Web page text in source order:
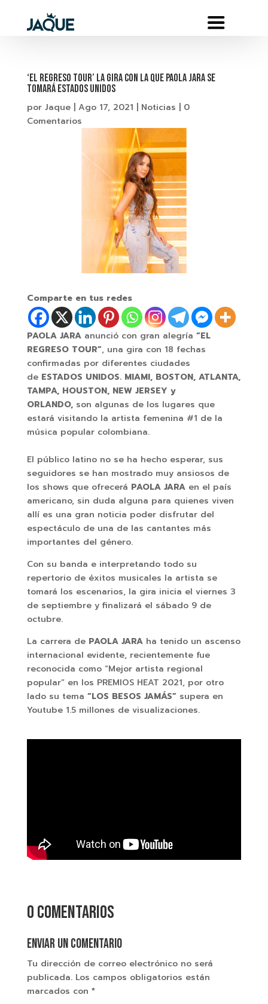
‘EL REGRESO TOUR’ LA GIRA CON LA QUE PAOLA JARA SE
TOMARÁ ESTADOS UNIDOS
por Jaque| Ago 17, 2021 Noticias
0
Comentarios
Comparte en tus redes
PAOLA JARA anunció con gran alegría “EL
REGRESO TOUR”, una gira con 18 fechas
confirmadas por diferentes ciudades
de ESTADOS UNIDOS. MIAMI, BOSTON, ATLANTA,
TAMPA, HOUSTON, NEW JERSEY y
ORLANDO,son algunas de los lugares que
estará visitando la artista femenina #1 de la
música popular colombiana.
El público latino no se ha hecho esperar, sus
seguidores se han mostrado muy ansiosos de
los shows que ofrecerá PAOLA JARAen el país
americano, sin duda alguna para quienes viven
allí es una gran noticia poder disfrutar del
espectáculo de una de las cantantes más
importantes del género.
Con su banda e interpretando todo su
repertorio de éxitos musicales la artista se
tomará los escenarios, la gira inicia el viernes 3
de septiembre y finalizará el sábado 9 de
octubre.
La carrera de PAOLA JARAha tenido un ascenso
internacional evidente, recientemente fue
reconocida como “Mejor artista regional
popular” en los PREMIOS HEAT 2021, por otro
lado su tema “LOS BESOS JAMÁS”supera en
Youtube 1.5 millones de visualizaciones.
0 comentarios
Enviar un comentario
Tu dirección de correo electrónico no será
publicada. Los campos obligatorios están
marcados con *